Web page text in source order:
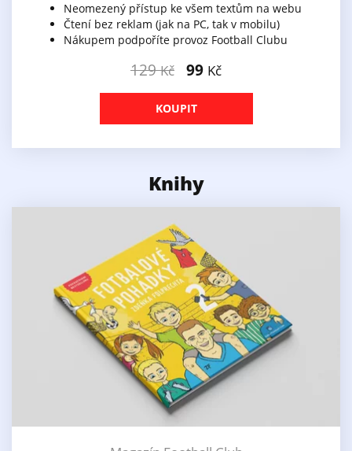
Neomezený přístup ke všem textům na webu
Čtení bez reklam (jak na PC, tak v mobilu)
Nákupem podpoříte provoz Football Clubu
129Kč 99 Kč
KOUPIT
Knihy